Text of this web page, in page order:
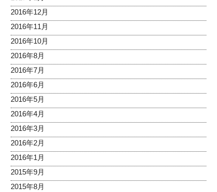
2016年12月
2016年11月
2016年10月
2016年8月
2016年7月
2016年6月
2016年5月
2016年4月
2016年3月
2016年2月
2016年1月
2015年9月
2015年8月